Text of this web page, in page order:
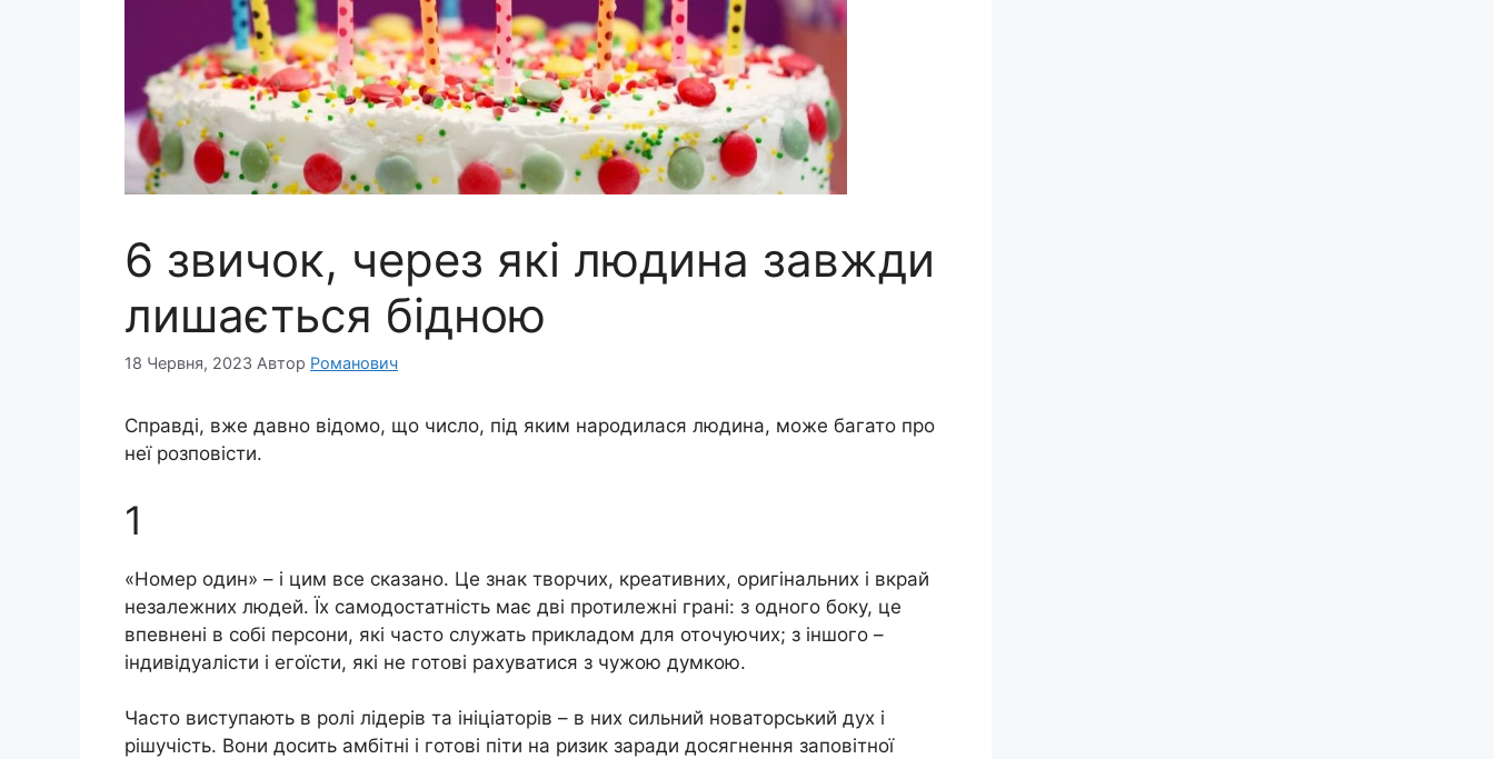
6 звичок, через які людина завжди
лишається бідною
18 Червня, 2023 Автор Романович
Справді, вже давно відомо, що число, під яким народилася людина, може багато про
неї розповісти.
1
«Номер один» – і цим все сказано. Це знак творчих, креативних, оригінальних і вкрай
незалежних людей. Їх самодостатність має дві протилежні грані: з одного боку, це
впевнені в собі персони, які часто служать прикладом для оточуючих; з іншого –
індивідуалісти і егоїсти, які не готові рахуватися з чужою думкою.
Часто виступають в ролі лідерів та ініціаторів – в них сильний новаторський дух і
рішучість. Вони досить амбітні і готові піти на ризик заради досягнення заповітної